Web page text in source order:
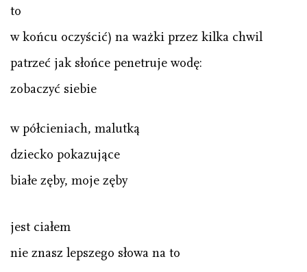
to
w końcu oczyścić) na ważki przez kilka chwil
patrzeć jak słońce penetruje wodę:
zobaczyć siebie
w półcieniach, malutką
dziecko pokazujące
białe zęby, moje zęby
jest ciałem
nie znasz lepszego słowa na to